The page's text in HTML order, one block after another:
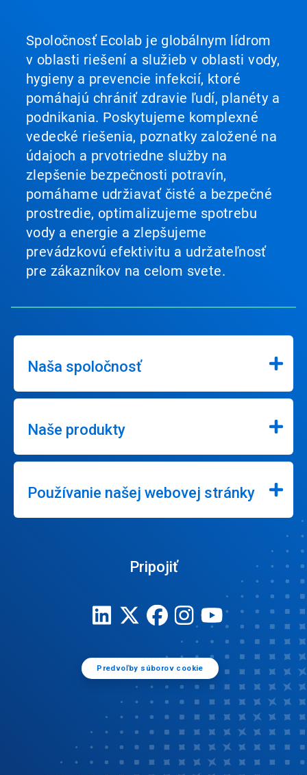
Spoločnosť Ecolab je globálnym lídrom
v oblasti riešení a služieb v oblasti vody,
hygieny a prevencie infekcií, ktoré
pomáhajú chrániť zdravie ľudí, planéty a
podnikania. Poskytujeme komplexné
vedecké riešenia, poznatky založené na
údajoch a prvotriedne služby na
zlepšenie bezpečnosti potravín,
pomáhame udržiavať čisté a bezpečné
prostredie, optimalizujeme spotrebu
vody a energie a zlepšujeme
prevádzkovú efektivitu a udržateľnosť
pre zákazníkov na celom svete.
Naša spoločnosť
Naše produkty
Používanie našej webovej stránky
Pripojiť
Predvoľby súborov cookie